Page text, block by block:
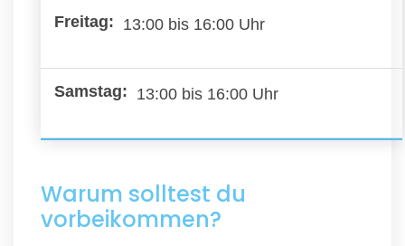
13:00 bis 16:00 Uhr
13:00 bis 16:00 Uhr
Warum solltest du
vorbeikommen?